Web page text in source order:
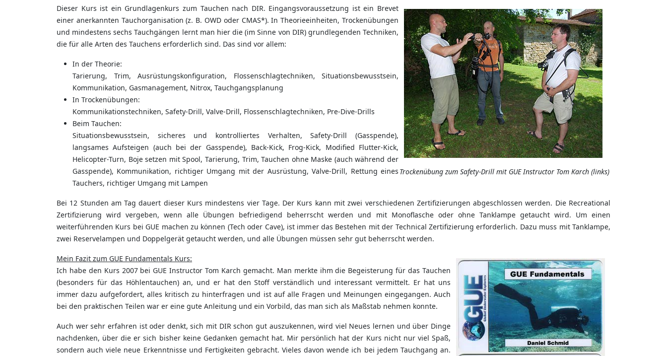
Trockenübung zum Safety-Drill mit GUE Instructor Tom Karch (links)
Dieser Kurs ist ein Grundlagenkurs zum Tauchen nach DIR. Eingangsvoraussetzung ist ein Brevet
einer anerkannten Tauchorganisation (z. B. OWD oder CMAS*). In Theorieeinheiten, Trockenübungen
und mindestens sechs Tauchgängen lernt man hier die (im Sinne von DIR) grundlegenden Techniken,
die für alle Arten des Tauchens erforderlich sind. Das sind vor allem:
In der Theorie:
Tarierung, Trim, Ausrüstungskonfiguration, Flossenschlagtechniken, Situationsbewusstsein,
Kommunikation, Gasmanagement, Nitrox, Tauchgangsplanung
In Trockenübungen:
Kommunikationstechniken, Safety-Drill, Valve-Drill, Flossenschlagtechniken, Pre-Dive-Drills
Beim Tauchen:
Situationsbewusstsein, sicheres und kontrolliertes Verhalten, Safety-Drill (Gasspende),
langsames Aufsteigen (auch bei der Gasspende), Back-Kick, Frog-Kick, Modified Flutter-Kick,
Helicopter-Turn, Boje setzen mit Spool, Tarierung, Trim, Tauchen ohne Maske (auch während der
Gasspende), Kommunikation, richtiger Umgang mit der Ausrüstung, Valve-Drill, Rettung eines
Tauchers, richtiger Umgang mit Lampen
Bei 12 Stunden am Tag dauert dieser Kurs mindestens vier Tage. Der Kurs kann mit zwei verschiedenen Zertifizierungen abgeschlossen werden. Die Recreational
Zertifizierung wird vergeben, wenn alle Übungen befriedigend beherrscht werden und mit Monoflasche oder ohne Tanklampe getaucht wird. Um einen
weiterführenden Kurs bei GUE machen zu können (Tech oder Cave), ist immer das Bestehen mit der Technical Zertifizierung erforderlich. Dazu muss mit Tanklampe,
zwei Reservelampen und Doppelgerät getaucht werden, und alle Übungen müssen sehr gut beherrscht werden.
Mein Fazit zum GUE Fundamentals Kurs:
Ich habe den Kurs 2007 bei GUE Instructor Tom Karch gemacht. Man merkte ihm die Begeisterung für das Tauchen
(besonders für das Höhlentauchen) an, und er hat den Stoff verständlich und interessant vermittelt. Er hat uns
immer dazu aufgefordert, alles kritisch zu hinterfragen und ist auf alle Fragen und Meinungen eingegangen. Auch
bei den praktischen Teilen war er eine gute Anleitung und ein Vorbild, das man sich als Maßstab nehmen konnte.
Auch wer sehr erfahren ist oder denkt, sich mit DIR schon gut auszukennen, wird viel Neues lernen und über Dinge
nachdenken, über die er sich bisher keine Gedanken gemacht hat. Mir persönlich hat der Kurs nicht nur viel Spaß,
sondern auch viele neue Erkenntnisse und Fertigkeiten gebracht. Vieles davon wende ich bei jedem Tauchgang an.